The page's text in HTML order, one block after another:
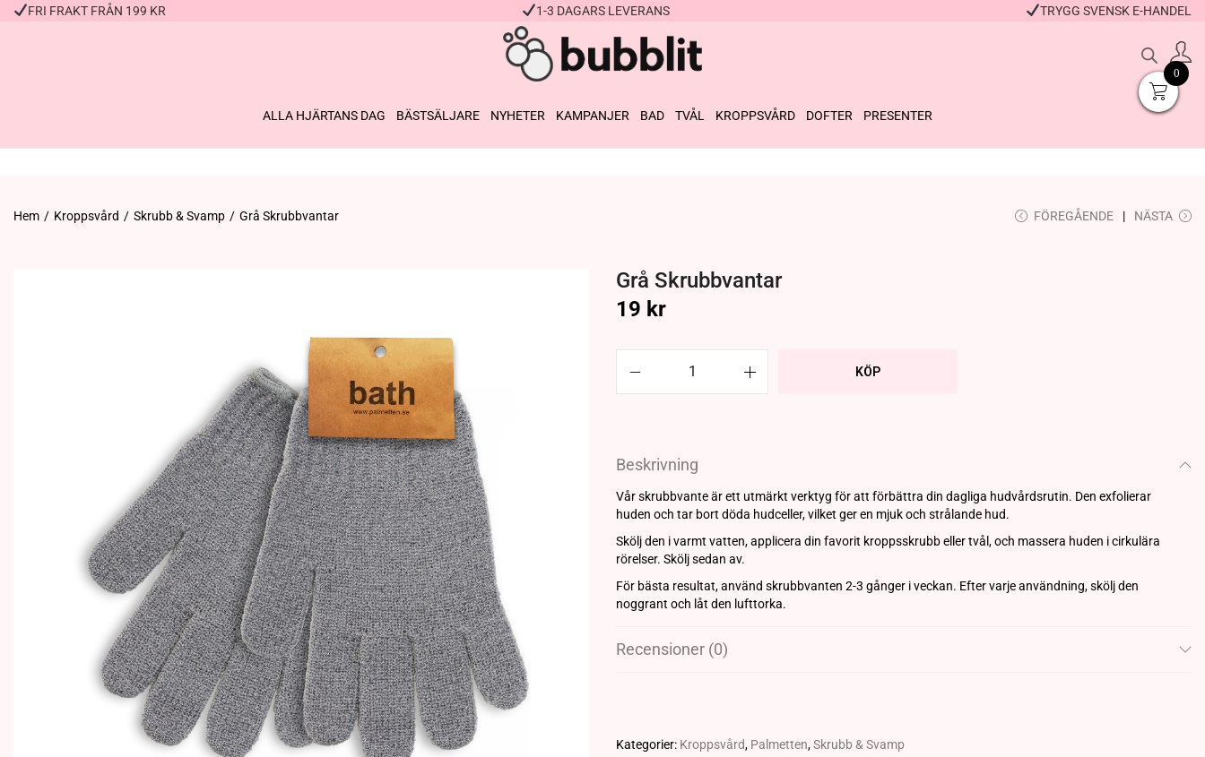
FRI FRAKT FRÅN 199 KR 1-3 DAGARS LEVERANS TRYGG SVENSK E-HANDEL
ALLA HJÄRTANS DAG BÄSTSÄLJARE NYHETER KAMPANJER BAD TVÅL KROPPSVÅRD DOFTER PRESENTER
Hem / Kroppsvård / Skrubb & Svamp / Grå Skrubbvantar FÖREGÅENDE NÄSTA
Grå Skrubbvantar
19 kr
KÖP
Beskrivning
Vår skrubbvante är ett utmärkt verktyg för att förbättra din dagliga hudvårdsrutin. Den exfolierar
huden och tar bort döda hudceller, vilket ger en mjuk och strålande hud.
Skölj den i varmt vatten, applicera din favorit kroppsskrubb eller tvål, och massera huden i cirkulära
rörelser. Skölj sedan av.
För bästa resultat, använd skrubbvanten 2-3 gånger i veckan. Efter varje användning, skölj den
noggrant och låt den lufttorka.
Recensioner (0)
Kategorier: Kroppsvård, Palmetten,Skrubb & Svamp
0
Sovmask Vit